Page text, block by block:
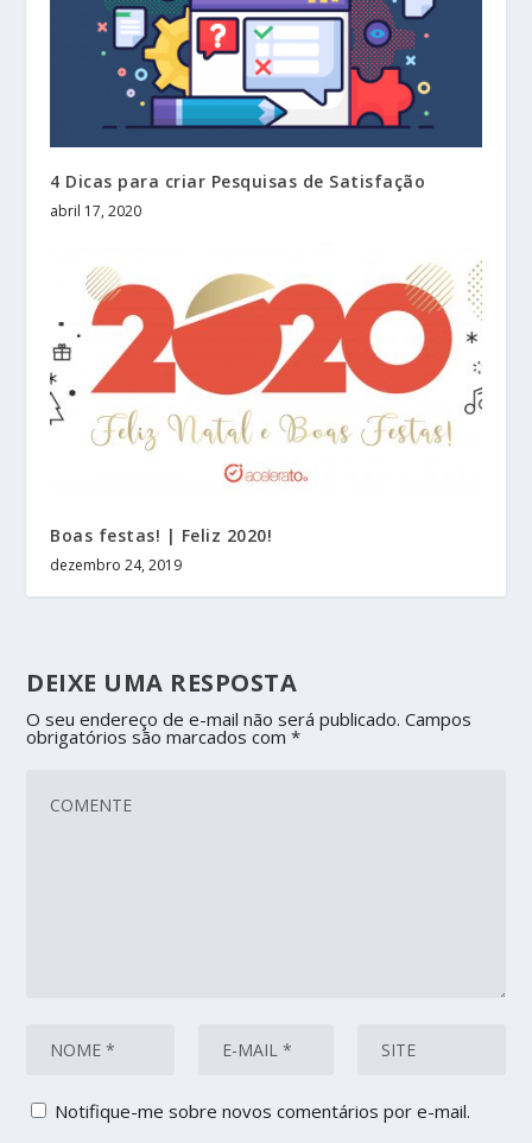
4 Dicas para criar Pesquisas de Satisfação
abril 17, 2020
Boas festas! | Feliz 2020!
dezembro 24, 2019
DEIXE UMA RESPOSTA
O seu endereço de e-mail não será publicado. Campos
obrigatórios são marcados com*
Notifique-me sobre novos comentários por e-mail.